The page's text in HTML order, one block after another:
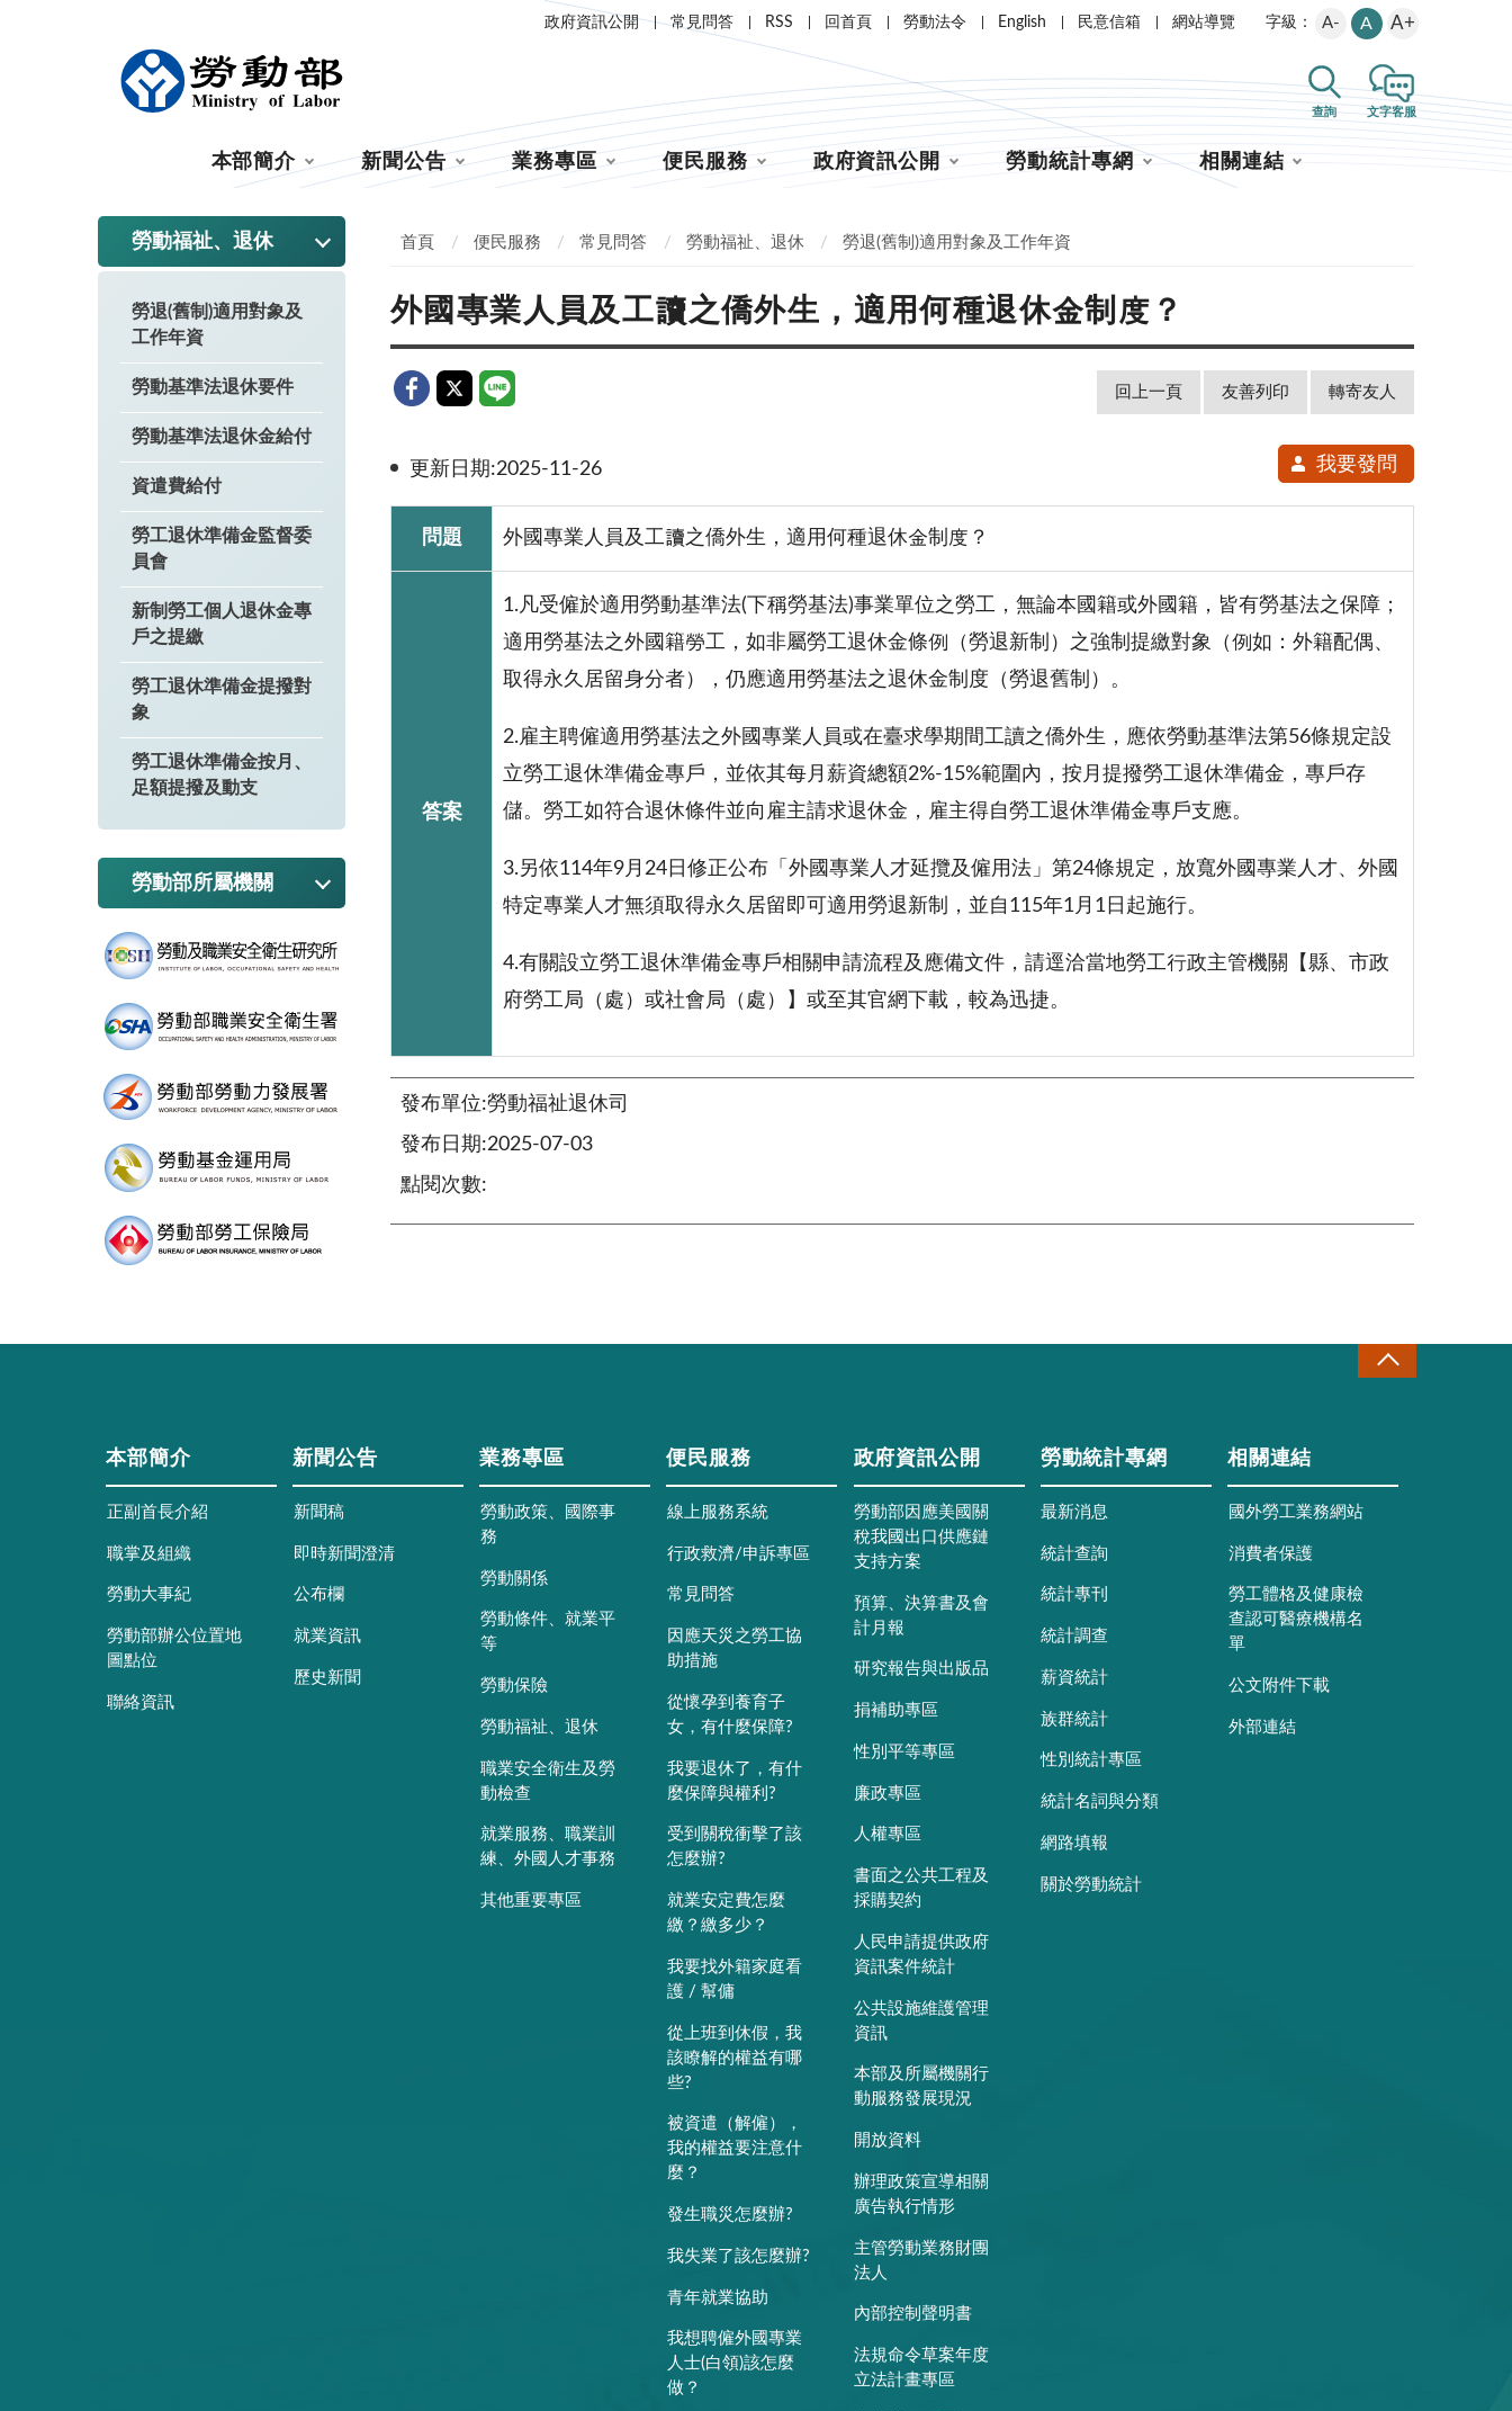
政府資訊公開 常見問答 RSS 回首頁 勞動法令 English 民意信箱 網站導覽 字級： A- A A+
查詢 文字客服
本部簡介 新聞公告 業務專區 便民服務 政府資訊公開 勞動統計專網 相關連結
勞動福祉、退休
勞退(舊制)適用對象及
工作年資
勞動基準法退休要件
勞動基準法退休金給付
資遣費給付
勞工退休準備金監督委
員會
新制勞工個人退休金專
戶之提繳
勞工退休準備金提撥對
象
勞工退休準備金按月、
足額提撥及動支
勞動部所屬機關
首頁 便民服務 常見問答 勞動福祉、退休 勞退(舊制)適用對象及工作年資
外國專業人員及工讀之僑外生，適用何種退休金制度？
回上一頁 友善列印 轉寄友人
更新日期:2025-11-26 我要發問
問題 外國專業人員及工讀之僑外生，適用何種退休金制度？
答案
1.凡受僱於適用勞動基準法(下稱勞基法)事業單位之勞工，無論本國籍或外國籍，皆有勞基法之保障；
適用勞基法之外國籍勞工，如非屬勞工退休金條例（勞退新制）之強制提繳對象（例如：外籍配偶、
取得永久居留身分者），仍應適用勞基法之退休金制度（勞退舊制）。
2.雇主聘僱適用勞基法之外國專業人員或在臺求學期間工讀之僑外生，應依勞動基準法第56條規定設
立勞工退休準備金專戶，並依其每月薪資總額2%-15%範圍內，按月提撥勞工退休準備金，專戶存
儲。勞工如符合退休條件並向雇主請求退休金，雇主得自勞工退休準備金專戶支應。
3.另依114年9月24日修正公布「外國專業人才延攬及僱用法」第24條規定，放寬外國專業人才、外國
特定專業人才無須取得永久居留即可適用勞退新制，並自115年1月1日起施行。
4.有關設立勞工退休準備金專戶相關申請流程及應備文件，請逕洽當地勞工行政主管機關【縣、市政
府勞工局（處）或社會局（處）】或至其官網下載，較為迅捷。
發布單位:勞動福祉退休司
發布日期:2025-07-03
點閱次數:
本部簡介
正副首長介紹
職掌及組織
勞動大事紀
勞動部辦公位置地
圖點位
聯絡資訊
新聞公告
新聞稿
即時新聞澄清
公布欄
就業資訊
歷史新聞
業務專區
勞動政策、國際事
務
勞動關係
勞動條件、就業平
等
勞動保險
勞動福祉、退休
職業安全衛生及勞
動檢查
就業服務、職業訓
練、外國人才事務
其他重要專區
便民服務
線上服務系統
行政救濟/申訴專區
常見問答
因應天災之勞工協
助措施
從懷孕到養育子
女，有什麼保障?
我要退休了，有什
麼保障與權利?
受到關稅衝擊了該
怎麼辦?
就業安定費怎麼
繳？繳多少？
我要找外籍家庭看
護 / 幫傭
從上班到休假，我
該瞭解的權益有哪
些?
被資遣（解僱），
我的權益要注意什
麼？
發生職災怎麼辦?
我失業了該怎麼辦?
青年就業協助
我想聘僱外國專業
人士(白領)該怎麼
做？
政府資訊公開
勞動部因應美國關
稅我國出口供應鏈
支持方案
預算、決算書及會
計月報
研究報告與出版品
捐補助專區
性別平等專區
廉政專區
人權專區
書面之公共工程及
採購契約
人民申請提供政府
資訊案件統計
公共設施維護管理
資訊
本部及所屬機關行
動服務發展現況
開放資料
辦理政策宣導相關
廣告執行情形
主管勞動業務財團
法人
內部控制聲明書
法規命令草案年度
立法計畫專區
勞動統計專網
最新消息
統計查詢
統計專刊
統計調查
薪資統計
族群統計
性別統計專區
統計名詞與分類
網路填報
關於勞動統計
相關連結
國外勞工業務網站
消費者保護
勞工體格及健康檢
查認可醫療機構名
單
公文附件下載
外部連結